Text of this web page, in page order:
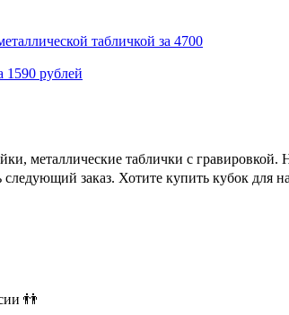
табличкой за 4700
1590 рублей
металлические таблички с гравировкой.
заказ. Хотите купить кубок
👬